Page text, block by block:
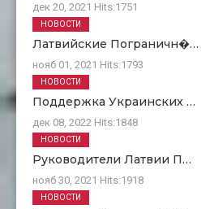
дек 20, 2021 Hits:1751
Латвийские Пограничн�…
нояб 01, 2021 Hits:1793
НОВОСТИ
Поддержка Украинских …
дек 08, 2022 Hits:1848
НОВОСТИ
Руководители Латвии П…
нояб 30, 2021 Hits:1918
НОВОСТИ
НОВОСТИ